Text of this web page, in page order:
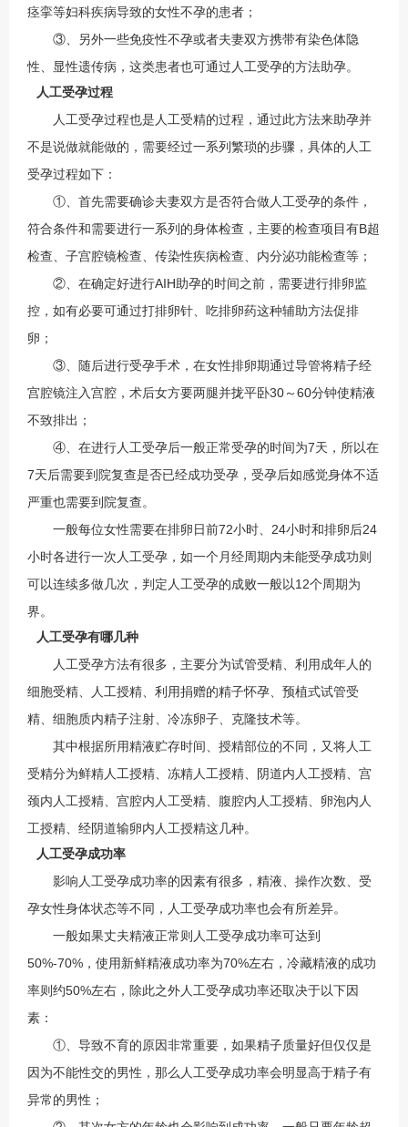
痉挛等妇科疾病导致的女性不孕的患者；
③、另外一些免疫性不孕或者夫妻双方携带有染色体隐
性、显性遗传病，这类患者也可通过人工受孕的方法助孕。
人工受孕过程
人工受孕过程也是人工受精的过程，通过此方法来助孕并
不是说做就能做的，需要经过一系列繁琐的步骤，具体的人工
受孕过程如下：
①、首先需要确诊夫妻双方是否符合做人工受孕的条件，
符合条件和需要进行一系列的身体检查，主要的检查项目有B超
检查、子宫腔镜检查、传染性疾病检查、内分泌功能检查等；
②、在确定好进行AIH助孕的时间之前，需要进行排卵监
控，如有必要可通过打排卵针、吃排卵药这种辅助方法促排
卵；
③、随后进行受孕手术，在女性排卵期通过导管将精子经
宫腔镜注入宫腔，术后女方要两腿并拢平卧30～60分钟使精液
不致排出；
④、在进行人工受孕后一般正常受孕的时间为7天，所以在
7天后需要到院复查是否已经成功受孕，受孕后如感觉身体不适
严重也需要到院复查。
一般每位女性需要在排卵日前72小时、24小时和排卵后24
小时各进行一次人工受孕，如一个月经周期内未能受孕成功则
可以连续多做几次，判定人工受孕的成败一般以12个周期为
界。
人工受孕有哪几种
人工受孕方法有很多，主要分为试管受精、利用成年人的
细胞受精、人工授精、利用捐赠的精子怀孕、预植式试管受
精、细胞质内精子注射、冷冻卵子、克隆技术等。
其中根据所用精液贮存时间、授精部位的不同，又将人工
受精分为鲜精人工授精、冻精人工授精、阴道内人工授精、宫
颈内人工授精、宫腔内人工受精、腹腔内人工授精、卵泡内人
工授精、经阴道输卵内人工授精这几种。
人工受孕成功率
影响人工受孕成功率的因素有很多，精液、操作次数、受
孕女性身体状态等不同，人工受孕成功率也会有所差异。
一般如果丈夫精液正常则人工受孕成功率可达到
50%-70%，使用新鲜精液成功率为70%左右，冷藏精液的成功
率则约50%左右，除此之外人工受孕成功率还取决于以下因
素：
①、导致不育的原因非常重要，如果精子质量好但仅仅是
因为不能性交的男性，那么人工受孕成功率会明显高于精子有
异常的男性；